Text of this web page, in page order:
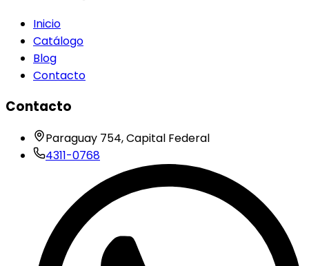
Inicio
Catálogo
Blog
Contacto
Contacto
Paraguay 754, Capital Federal
4311-0768